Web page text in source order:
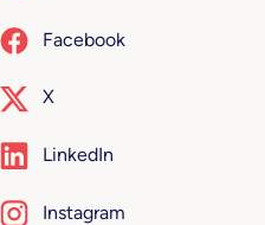
Facebook
X
LinkedIn
Instagram